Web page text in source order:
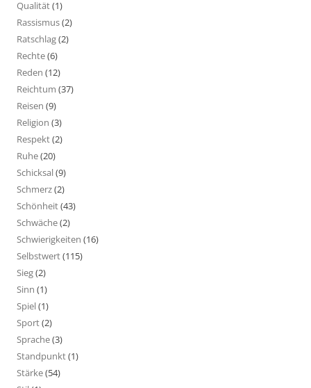
Qualität(1)
Rassismus(2)
Ratschlag(2)
Rechte(6)
Reden (12)
Reichtum (37)
Reisen (9)
Religion (3)
Respekt(2)
Ruhe(20)
Schicksal(9)
Schmerz(2)
Schönheit(43)
Schwäche(2)
Schwierigkeiten (16)
Selbstwert(115)
Sieg(2)
Sinn (1)
Spiel(1)
Sport(2)
Sprache(3)
Standpunkt(1)
Stärke(54)